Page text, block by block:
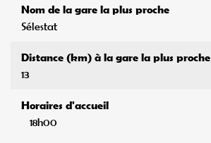
Nom de la gare la plus proche
Sélestat
Distance (km) à la gare la plus proche
13
Horaires d'accueil
18h00